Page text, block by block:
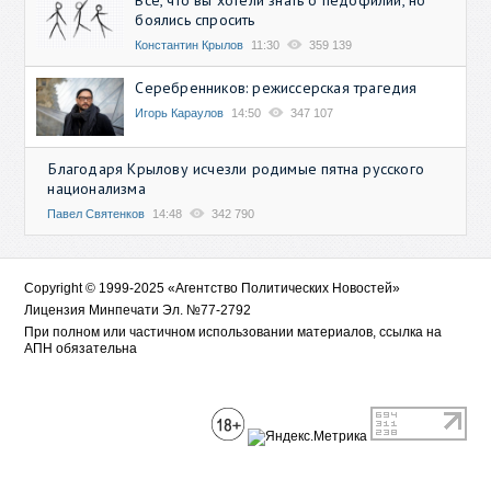
боялись спросить
Константин Крылов 11:30 359 139
Серебренников: режиссерская трагедия
Игорь Караулов 14:50 347 107
Благодаря Крылову исчезли родимые пятна русского
национализма
Павел Святенков 14:48 342 790
Copyright © 1999-2025 «Агентство Политических Новостей»
Лицензия Минпечати Эл. №77-2792
При полном или частичном использовании материалов, ссылка на
АПН обязательна